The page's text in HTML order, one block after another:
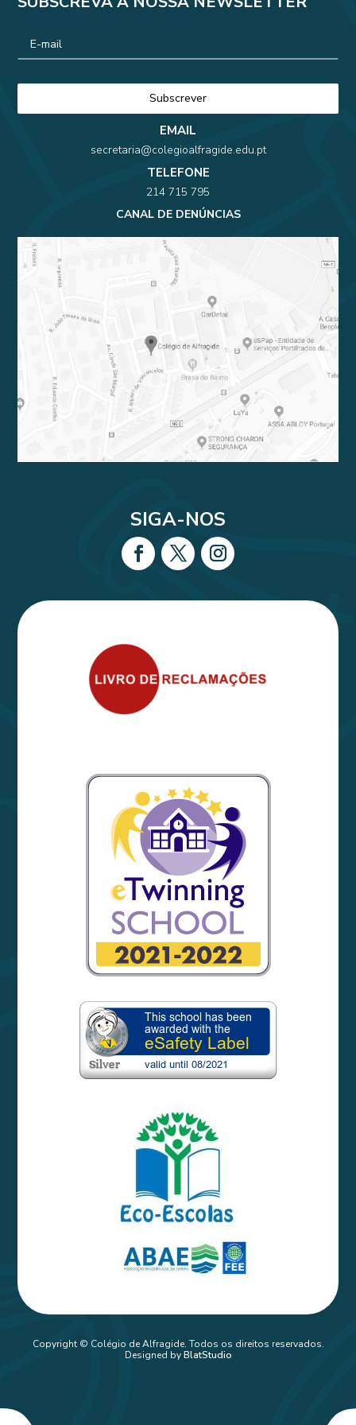
EMAIL
secretaria@colegioalfragide.edu.pt
TELEFONE
214 715 795
CANAL DE DENÚNCIAS
SIGA-NOS
Copyright © Colégio de Alfragide. Todos os direitos reservados.
Designed byBlatStudio